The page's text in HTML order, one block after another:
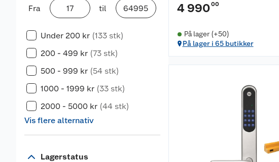
Fra til
Under 200 kr (133 stk)
200 - 499 kr (73 stk)
500 - 999 kr (54 stk)
1000 - 1999 kr (33 stk)
2000 - 5000 kr (44 stk)
Vis flere alternativ
Lagerstatus
4 99000
På lager (+50)
På lager i 65 butikker